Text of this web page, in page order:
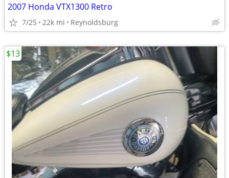
2007 Honda VTX1300 Retro
7/25 22k mi Reynoldsburg
$13